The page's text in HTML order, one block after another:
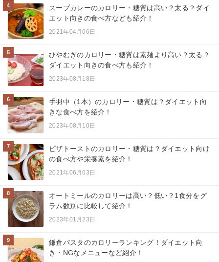
4
スープカレーのカロリー・糖質は高い？太る？ダイ
エット向きの食べ方なども紹介！
2021年04月06日
5
ひやむぎのカロリー・糖質は素麺より高い？太る？
ダイエット向きの食べ方も紹介！
2023年08月18日
6
手羽中（1本）のカロリー・糖質は？ダイエット向
きな食べ方を紹介！
2023年08月10日
7
ピザトーストのカロリー・糖質は？ダイエット向け
の食べ方や栄養素を紹介！
2021年06月03日
8
オートミールのカロリーは高い？低い？1食分をグ
ラム数別に比較して紹介！
2023年01月23日
9
鎌倉パスタのカロリーランキング！ダイエット向
き・NGなメニューなど紹介！